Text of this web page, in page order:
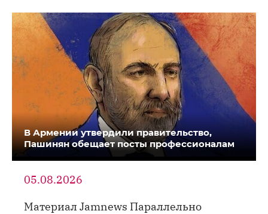
В Армении утвердили правительство,
Пашинян обещает посты профессионалам
05.08.2026
Материал Jamnews Параллельно